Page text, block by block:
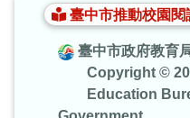
臺中市推動校園閱
臺中市政府教育
Copyright ©
Education